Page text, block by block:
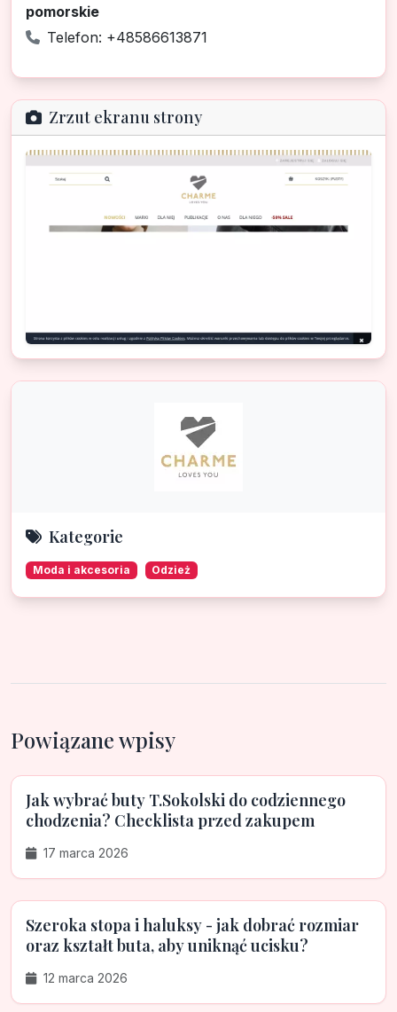
pomorskie
Telefon: +48586613871
Zrzut ekranu strony
Kategorie
Moda i akcesoria Odzież
Powiązane wpisy
Jak wybrać buty T.Sokolski do codziennego
chodzenia? Checklista przed zakupem
17 marca 2026
Szeroka stopa i haluksy - jak dobrać rozmiar
oraz kształt buta, aby uniknąć ucisku?
12 marca 2026